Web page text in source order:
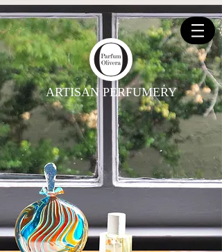
ARTISAN PERFUMERY